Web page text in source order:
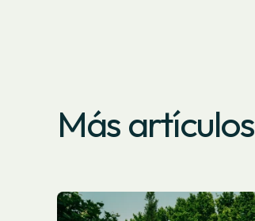
Más artículos